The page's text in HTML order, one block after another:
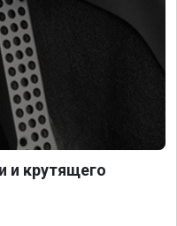
и крутящего